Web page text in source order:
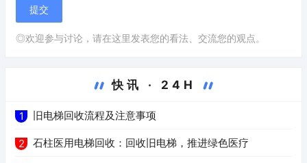
◎欢迎参与讨论，请在这里发表您的看法、交流您的观点。
快讯 · 24H
1 旧电梯回收流程及注意事项
2 石柱医用电梯回收：回收旧电梯，推进绿色医疗